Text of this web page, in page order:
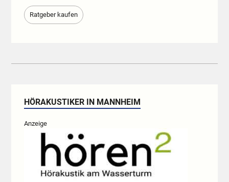
Ratgeber kaufen
HÖRAKUSTIKER IN MANNHEIM
Anzeige